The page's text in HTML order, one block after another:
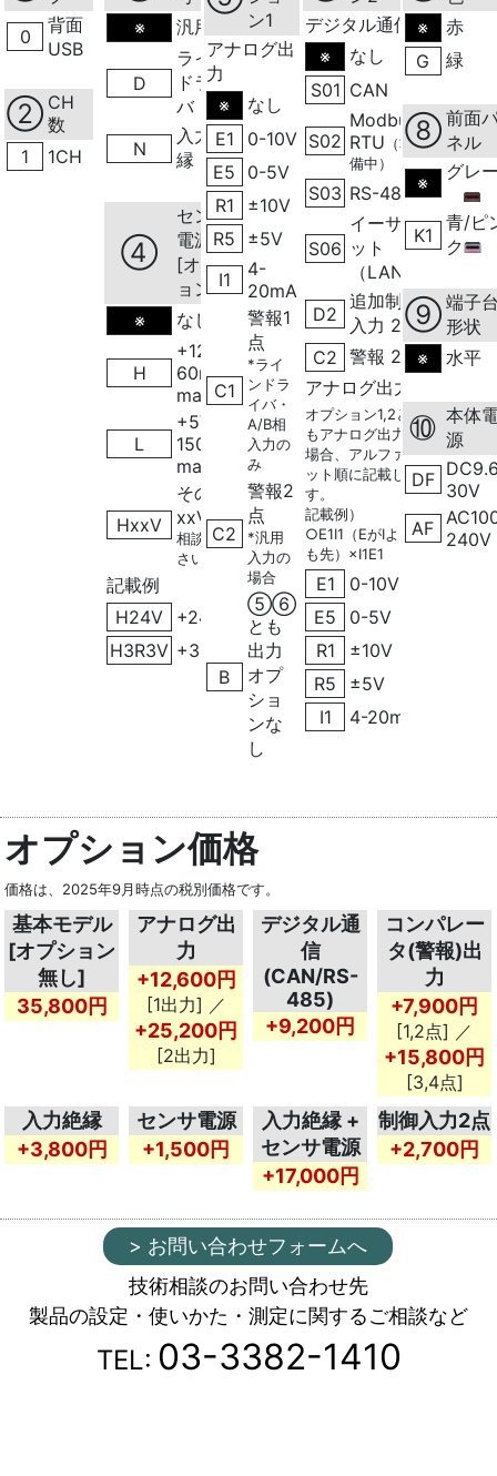
0
背面
USB
② CH
数
1
1CH
※
汎用
D
ライン
ドライ
バ
N
入力絶
縁
④
センサ
電源
[オプシ
ョン]
※
なし
H
+12V
60mA
max
L
+5V
150mA
max
HxxV
その他
xxV（ご
相談くだ
さい)
記載例
H24V
+24V
H3R3V +3.3V
ン1
アナログ出
力
※
なし
E1
0-10V
E5
0-5V
R1
±10V
R5
±5V
I1
4-
20mA
C1
警報1
点
*ライ
ンドラ
イバ・
A/B相
入力の
み
C2
警報2
点
*汎用
入力の
場合
B
⑤⑥
とも
出力
オプ
ショ
ンな
し
デジタル通信
※
なし
S01 CAN
S02
Modbus
RTU （準
備中）
S03 RS-485
S06
イーサネ
ット
（LAN）
D2
追加制御
入力 2点
C2
警報 2点
アナログ出力
オプション1,2と
もアナログ出力の
場合、アルファベ
ット順に記載しま
す。
記載例）
○E1I1（EがIより
も先）×I1E1
E1
0-10V
E5
0-5V
R1
±10V
R5
±5V
I1
4-20mA
※
赤
G
緑
⑧ 前面
ネル
※
グレ
K1
青/ピ
ク
⑨ 端子
形状
※
水平
⑩ 本体
源
DF 30V
AF 240V
オプション価格
価格は、2025年9月時点の税別価格です。
基本モデル
[オプション
無し]
35,800円
アナログ出
力
+12,600円
[1出力] ／
+25,200円
[2出力]
デジタル通
信
(CAN/RS-
485)
+9,200円
コンパレー
タ(警報)出
力
+7,900円
[1,2点] ／
+15,800円
[3,4点]
入力絶縁
+3,800円
センサ電源
+1,500円
入力絶縁 +
センサ電源
+17,000円
制御入力2点
+2,700円
> お問い合わせフォームへ
技術相談のお問い合わせ先
製品の設定・使いかた・測定に関するご相談など
TEL: 03-3382-1410